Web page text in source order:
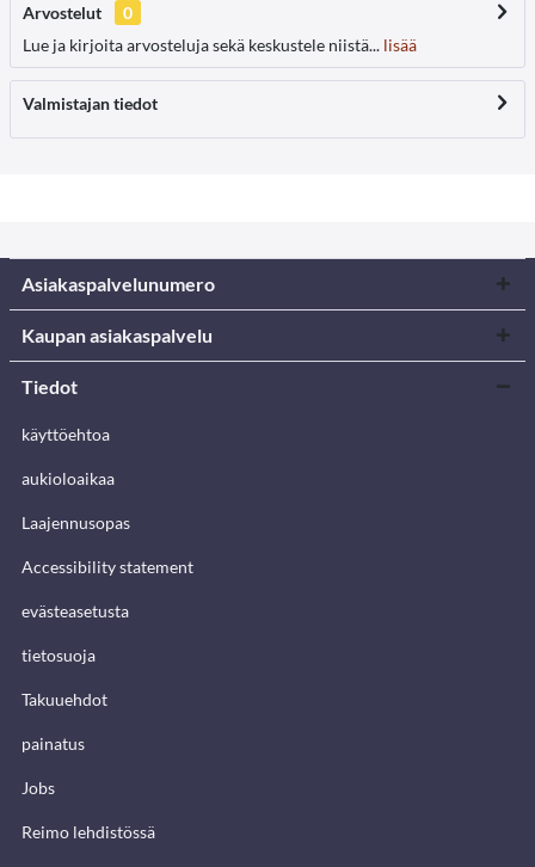
Arvostelut
0
Lue ja kirjoita arvosteluja sekä keskustele niistä... lisää
Valmistajan tiedot
Asiakaspalvelunumero
Kaupan asiakaspalvelu
Tiedot
käyttöehtoa
aukioloaikaa
Laajennusopas
Accessibility statement
evästeasetusta
tietosuoja
Takuuehdot
painatus
Jobs
Reimo lehdistössä